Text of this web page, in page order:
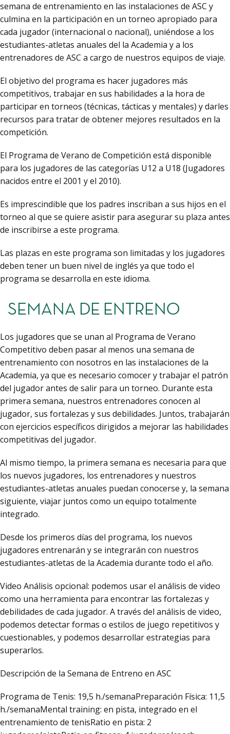
semana de entrenamiento en las instalaciones de ASC y
culmina en la participación en un torneo apropiado para
cada jugador (internacional o nacional), uniéndose a los
estudiantes-atletas anuales del la Academia y a los
entrenadores de ASC a cargo de nuestros equipos de viaje.
El objetivo del programa es hacer jugadores más
competitivos, trabajar en sus habilidades a la hora de
participar en torneos (técnicas, tácticas y mentales) y darles
recursos para tratar de obtener mejores resultados en la
competición.
El Programa de Verano de Competición está disponible
para los jugadores de las categorías U12 a U18 (Jugadores
nacidos entre el 2001 y el 2010).
Es imprescindible que los padres inscriban a sus hijos en el
torneo al que se quiere asistir para asegurar su plaza antes
de inscribirse a este programa.
Las plazas en este programa son limitadas y los jugadores
deben tener un buen nivel de inglés ya que todo el
programa se desarrolla en este idioma.
SEMANA DE ENTRENO
Los jugadores que se unan al Programa de Verano
Competitivo deben pasar al menos una semana de
entrenamiento con nosotros en las instalaciones de la
Academia, ya que es necesario comocer y trabajar el patrón
del jugador antes de salir para un torneo. Durante esta
primera semana, nuestros entrenadores conocen al
jugador, sus fortalezas y sus debilidades. Juntos, trabajarán
con ejercicios específicos dirigidos a mejorar las habilidades
competitivas del jugador.
Al mismo tiempo, la primera semana es necesaria para que
los nuevos jugadores, los entrenadores y nuestros
estudiantes-atletas anuales puedan conocerse y, la semana
siguiente, viajar juntos como un equipo totalmente
integrado.
Desde los primeros días del programa, los nuevos
jugadores entrenarán y se integrarán con nuestros
estudiantes-atletas de la Academia durante todo el año.
Video Análisis opcional: podemos usar el análisis de video
como una herramienta para encontrar las fortalezas y
debilidades de cada jugador. A través del análisis de video,
podemos detectar formas o estilos de juego repetitivos y
cuestionables, y podemos desarrollar estrategias para
superarlos.
Descripción de la Semana de Entreno en ASC
Programa de Tenis: 19,5 h./semanaPreparación Física: 11,5
h./semanaMental training: en pista, integrado en el
entrenamiento de tenisRatio en pista: 2